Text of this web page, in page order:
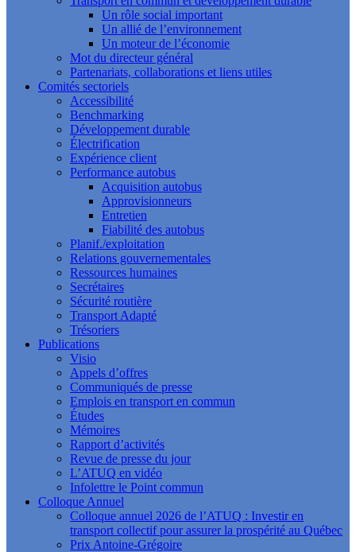
Un rôle social important
Un allié de l’environnement
Un moteur de l’économie
Mot du directeur général
Partenariats, collaborations et liens utiles
Comités sectoriels
Accessibilité
Benchmarking
Développement durable
Électrification
Expérience client
Performance autobus
Acquisition autobus
Approvisionneurs
Entretien
Fiabilité des autobus
Planif./exploitation
Relations gouvernementales
Ressources humaines
Secrétaires
Sécurité routière
Transport Adapté
Trésoriers
Publications
Visio
Appels d’offres
Communiqués de presse
Emplois en transport en commun
Études
Mémoires
Rapport d’activités
Revue de presse du jour
L’ATUQ en vidéo
Infolettre le Point commun
Colloque Annuel
Colloque annuel 2026 de l’ATUQ : Investir en
transport collectif pour assurer la prospérité au Québec
Prix Antoine-Grégoire